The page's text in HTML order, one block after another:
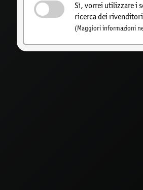
Sì, vorrei utilizzare i
ricerca dei
(Maggiori informazioni